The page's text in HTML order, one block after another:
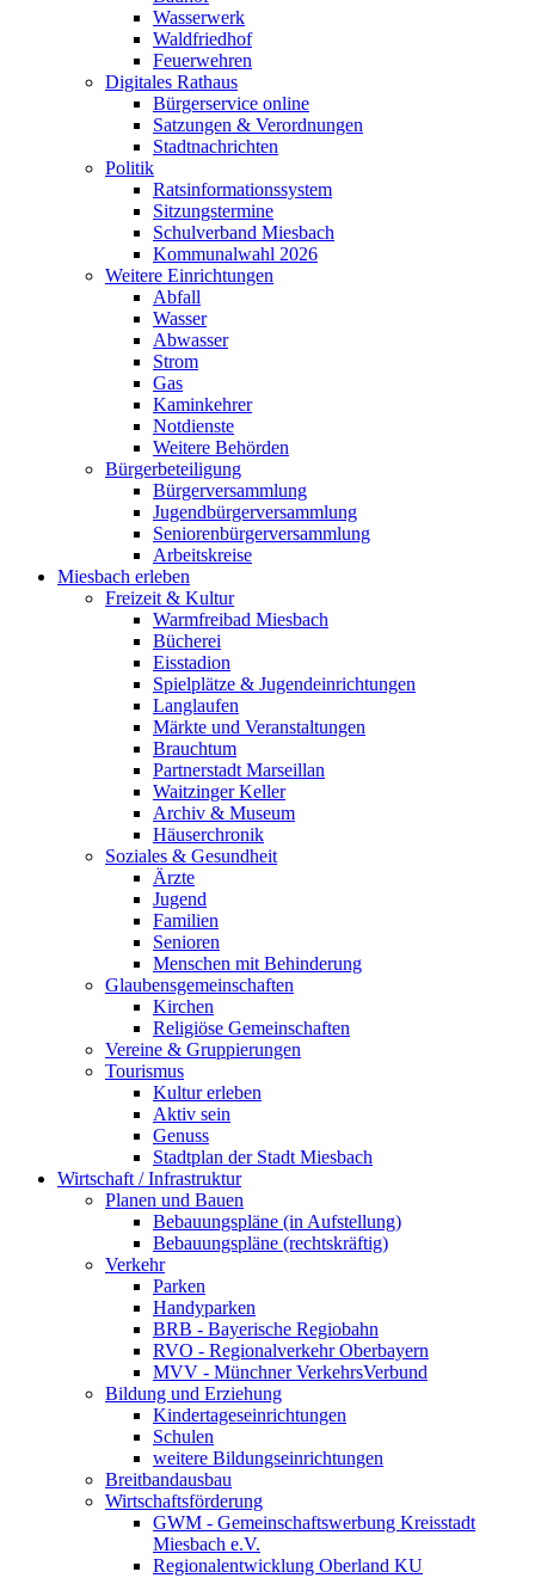
Wasserwerk
Waldfriedhof
Feuerwehren
Digitales Rathaus
Bürgerservice online
Satzungen & Verordnungen
Stadtnachrichten
Politik
Ratsinformationssystem
Sitzungstermine
Schulverband Miesbach
Kommunalwahl 2026
Weitere Einrichtungen
Abfall
Wasser
Abwasser
Strom
Gas
Kaminkehrer
Notdienste
Weitere Behörden
Bürgerbeteiligung
Bürgerversammlung
Jugendbürgerversammlung
Seniorenbürgerversammlung
Arbeitskreise
Miesbach erleben
Freizeit & Kultur
Warmfreibad Miesbach
Bücherei
Eisstadion
Spielplätze & Jugendeinrichtungen
Langlaufen
Märkte und Veranstaltungen
Brauchtum
Partnerstadt Marseillan
Waitzinger Keller
Archiv & Museum
Häuserchronik
Soziales & Gesundheit
Ärzte
Jugend
Familien
Senioren
Menschen mit Behinderung
Glaubensgemeinschaften
Kirchen
Religiöse Gemeinschaften
Vereine & Gruppierungen
Tourismus
Kultur erleben
Aktiv sein
Genuss
Stadtplan der Stadt Miesbach
Wirtschaft / Infrastruktur
Planen und Bauen
Bebauungspläne (in Aufstellung)
Bebauungspläne (rechtskräftig)
Verkehr
Parken
Handyparken
BRB - Bayerische Regiobahn
RVO - Regionalverkehr Oberbayern
MVV - Münchner VerkehrsVerbund
Bildung und Erziehung
Kindertageseinrichtungen
Schulen
weitere Bildungseinrichtungen
Breitbandausbau
Wirtschaftsförderung
GWM - Gemeinschaftswerbung Kreisstadt
Miesbach e.V.
Regionalentwicklung Oberland KU